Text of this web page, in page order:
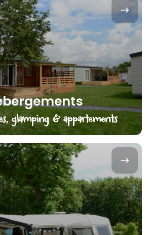
glamping & appartements